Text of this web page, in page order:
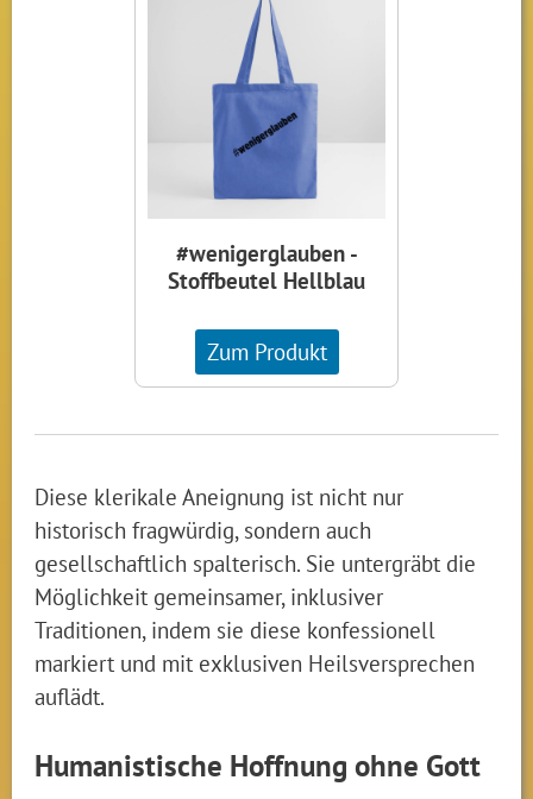
#wenigerglauben -
Stoffbeutel Hellblau
Zum Produkt
Diese klerikale Aneignung ist nicht nur
historisch fragwürdig, sondern auch
gesellschaftlich spalterisch. Sie untergräbt die
Möglichkeit gemeinsamer, inklusiver
Traditionen, indem sie diese konfessionell
markiert und mit exklusiven Heilsversprechen
auflädt.
Humanistische Hoffnung ohne Gott